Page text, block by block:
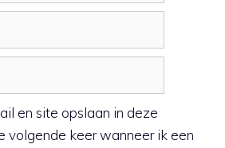
en site opslaan in deze
volgende keer wanneer ik een